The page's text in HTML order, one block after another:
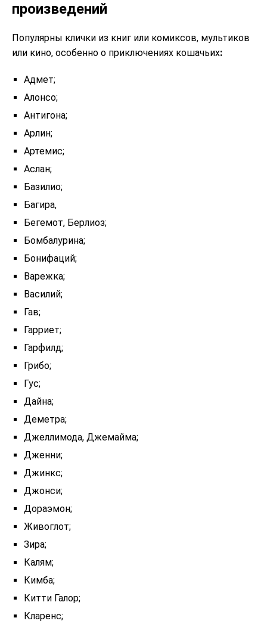
произведений
Популярны клички из книг или комиксов, мультиков
или кино, особенно о приключениях кошачьих:
Адмет;
Алонсо;
Антигона;
Арлин;
Артемис;
Аслан;
Базилио;
Багира,
Бегемот, Берлиоз;
Бомбалурина;
Бонифаций;
Варежка;
Василий;
Гав;
Гарриет;
Гарфилд;
Грибо;
Гус;
Дайна;
Деметра;
Джеллимода, Джемайма;
Дженни;
Джинкс;
Джонси;
Дораэмон;
Живоглот;
Зира;
Калям;
Кимба;
Китти Галор;
Кларенс;